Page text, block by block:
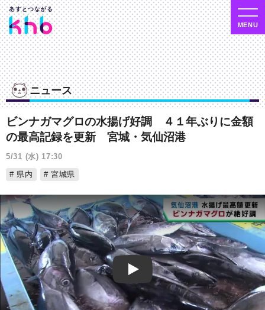
ニュース
ビンナガマグロの水揚げ好調 ４１年ぶりに金額
の最高記録を更新 宮城・気仙沼港
5/31 (水) 17:30
県内
宮城県
Play